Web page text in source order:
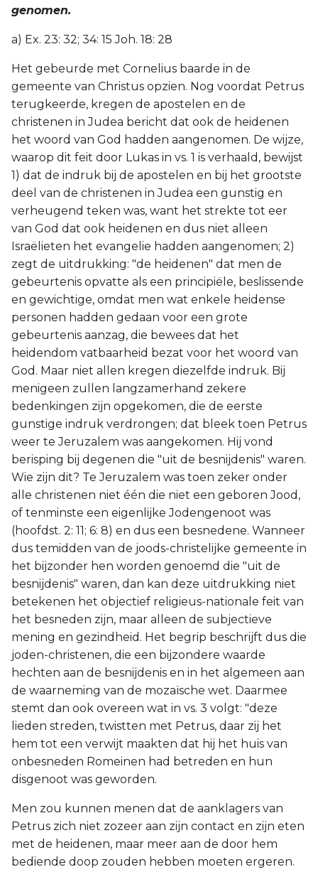
genomen.
a) Ex. 23: 32; 34: 15 Joh. 18: 28
Het gebeurde met Cornelius baarde in de
gemeente van Christus opzien. Nog voordat Petrus
terugkeerde, kregen de apostelen en de
christenen in Judea bericht dat ook de heidenen
het woord van God hadden aangenomen. De wijze,
waarop dit feit door Lukas in vs. 1 is verhaald, bewijst
1) dat de indruk bij de apostelen en bij het grootste
deel van de christenen in Judea een gunstig en
verheugend teken was, want het strekte tot eer
van God dat ook heidenen en dus niet alleen
Israëlieten het evangelie hadden aangenomen; 2)
zegt de uitdrukking: "de heidenen" dat men de
gebeurtenis opvatte als een principiële, beslissende
en gewichtige, omdat men wat enkele heidense
personen hadden gedaan voor een grote
gebeurtenis aanzag, die bewees dat het
heidendom vatbaarheid bezat voor het woord van
God. Maar niet allen kregen diezelfde indruk. Bij
menigeen zullen langzamerhand zekere
bedenkingen zijn opgekomen, die de eerste
gunstige indruk verdrongen; dat bleek toen Petrus
weer te Jeruzalem was aangekomen. Hij vond
berisping bij degenen die "uit de besnijdenis" waren.
Wie zijn dit? Te Jeruzalem was toen zeker onder
alle christenen niet één die niet een geboren Jood,
of tenminste een eigenlijke Jodengenoot was
(hoofdst. 2: 11; 6: 8) en dus een besnedene. Wanneer
dus temidden van de joods-christelijke gemeente in
het bijzonder hen worden genoemd die "uit de
besnijdenis" waren, dan kan deze uitdrukking niet
betekenen het objectief religieus-nationale feit van
het besneden zijn, maar alleen de subjectieve
mening en gezindheid. Het begrip beschrijft dus die
joden-christenen, die een bijzondere waarde
hechten aan de besnijdenis en in het algemeen aan
de waarneming van de mozaïsche wet. Daarmee
stemt dan ook overeen wat in vs. 3 volgt: "deze
lieden streden, twistten met Petrus, daar zij het
hem tot een verwijt maakten dat hij het huis van
onbesneden Romeinen had betreden en hun
disgenoot was geworden.
Men zou kunnen menen dat de aanklagers van
Petrus zich niet zozeer aan zijn contact en zijn eten
met de heidenen, maar meer aan de door hem
bediende doop zouden hebben moeten ergeren.